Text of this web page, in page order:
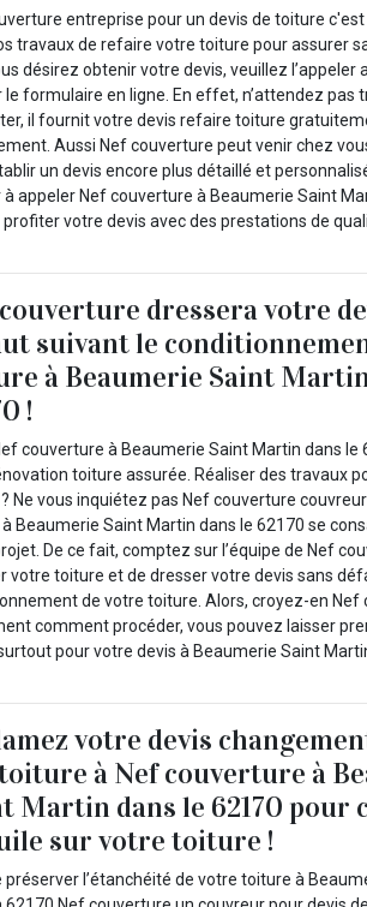
entreprise pour un devis de toiture
travaux de refaire votre toiture pour assurer
désirez obtenir votre devis, veuillez l’appeler
le formulaire en ligne. En effet, n’attendez pas
il fournit votre devis refaire toiture
Aussi Nef couverture peut venir chez
un devis encore plus détaillé et
à appeler Nef couverture à Beaumerie Saint
profiter votre devis avec des prestations de
dressera votre
suivant le
à Beaumerie Saint
!
couverture à Beaumerie Saint Martin dans le
toiture assurée. Réaliser des travaux
Ne vous inquiétez pas Nef couverture
Beaumerie Saint Martin dans le 62170 se
De ce fait, comptez sur l’équipe de Nef
votre toiture et de dresser votre devis sans
de votre toiture. Alors, croyez-en Nef
comment procéder, vous pouvez laisser
pour votre devis à Beaumerie Saint
votre devis
à Nef couverture à
Martin dans le 62170 pour
sur votre toiture !
préserver l’étanchéité de votre toiture à